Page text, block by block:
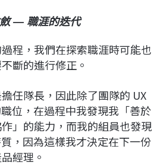
— 職涯的迭代
程，我們在探索職涯時可能也
斷的進行修正。
任隊長，因此除了團隊的 UX
位，在過程中我發現我「善於
」的能力，而我的組員也發現
，因為這樣我才決定在下一份
經理。